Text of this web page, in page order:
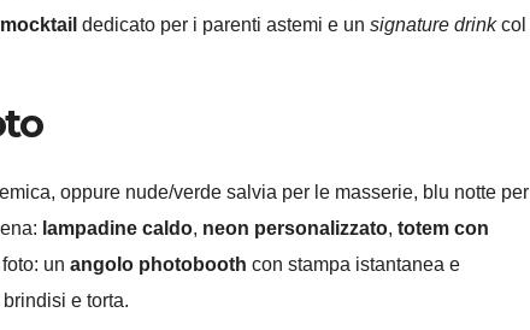
mocktail dedicato per i parenti astemi e un signature drinkcol
oppure nude/verde salvia per le masserie, blu notte per
lampadine caldo, neon personalizzato, totem con
un angolo photobooth con stampa istantanea e
e torta.